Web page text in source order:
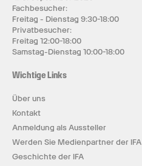
Fachbesucher:
Freitag - Dienstag 9:30-18:00
Privatbesucher:
Freitag 12:00-18:00
Samstag-Dienstag 10:00-18:00
Wichtige Links
Über uns
Kontakt
Anmeldung als Aussteller
Werden Sie Medienpartner der IFA
Geschichte der IFA